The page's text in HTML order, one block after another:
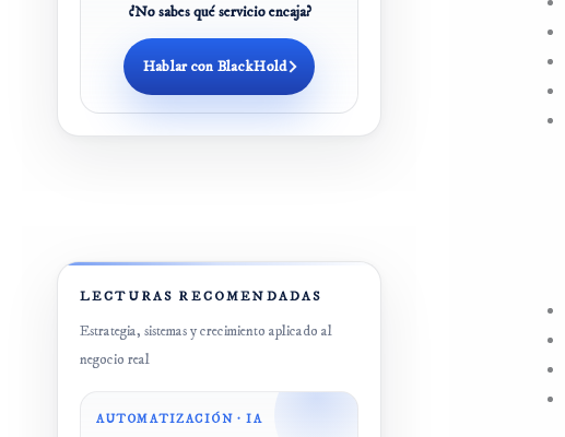
¿No sabes qué servicio encaja?
Hablar con BlackHold
LECTURAS RECOMENDADAS
Estrategia, sistemas y crecimiento aplicado al
negocio real
AUTOMATIZACIÓN · IA